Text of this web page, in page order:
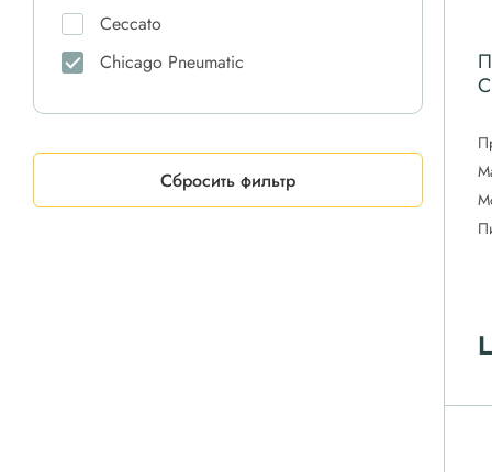
Ceccato
Chicago Pneumatic
CrossAir
Dali
Сбросить фильтр